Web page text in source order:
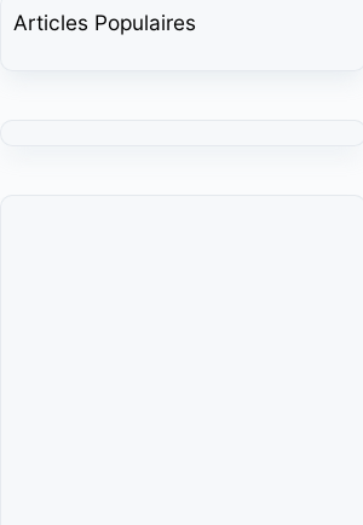
Articles Populaires